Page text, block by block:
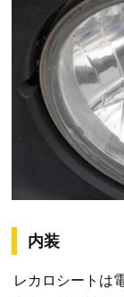
内装
レカロシートは